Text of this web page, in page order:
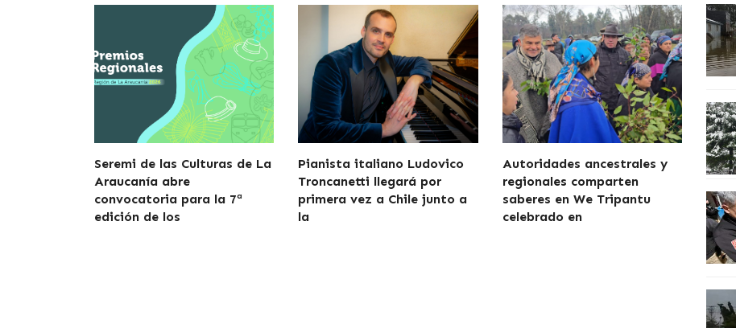
Seremi de las Culturas de La
Araucanía abre
convocatoria para la 7ª
edición de los
Pianista italiano Ludovico
Troncanetti llegará por
primera vez a Chile junto a
la
Autoridades ancestrales y
regionales comparten
saberes en We Tripantu
celebrado en